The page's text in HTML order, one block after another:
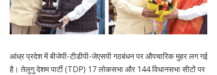
आंध्र प्रदेश में बीजेपी-टीडीपी-जेएसपी गठबंधन पर औपचारिक मुहर लग गई
है। तेलुगु देशम पार्टी (TDP) 17 लोकसभा और 144 विधानसभा सीटों पर